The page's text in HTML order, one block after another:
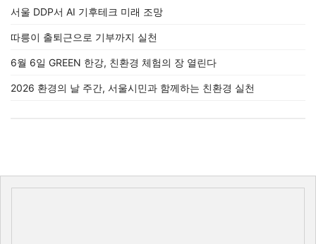
서울 DDP서 AI 기후테크 미래 조망
따릉이 출퇴근으로 기부까지 실천
6월 6일 GREEN 한강, 친환경 체험의 장 열린다
2026 환경의 날 주간, 서울시민과 함께하는 친환경 실천